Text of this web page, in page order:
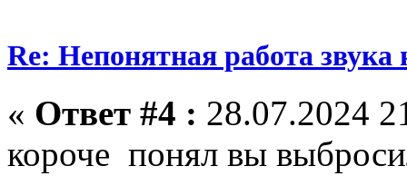
Re: Непонятная работа
« Ответ #4 : 28.07.2024
короче понял вы